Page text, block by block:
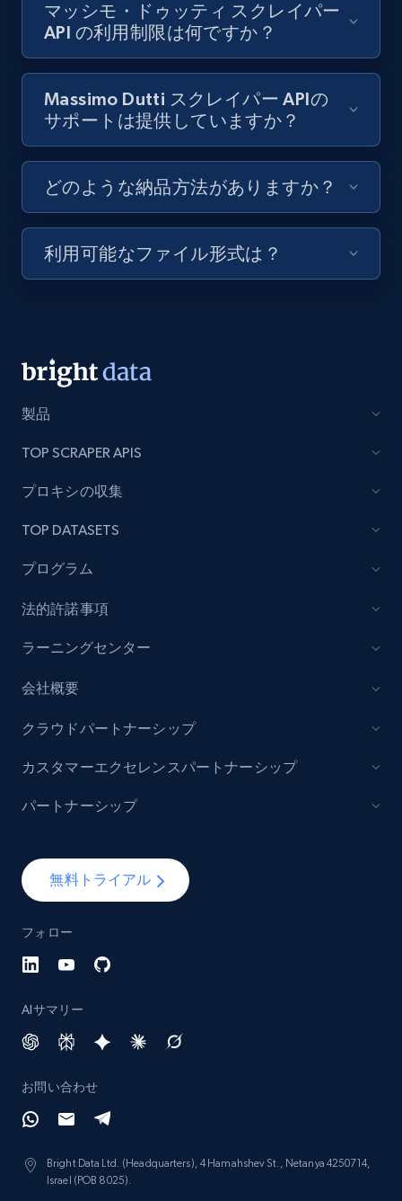
マッシモ・ドゥッティ スクレイパー
API の利用制限は何ですか？
Massimo Dutti スクレイパー APIの
サポートは提供していますか？
どのような納品方法がありますか？
利用可能なファイル形式は？
製品
TOP SCRAPER APIS
プロキシの収集
TOP DATASETS
プログラム
法的許諾事項
ラーニングセンター
会社概要
無料トライアル
フォロー
AIサマリー
お問い合わせ
Bright Data Ltd. (Headquarters), 4 Hamahshev St., Netanya 4250714,
Israel (POB 8025).
クラウドパートナーシップ
カスタマーエクセレンスパートナーシップ
パートナーシップ